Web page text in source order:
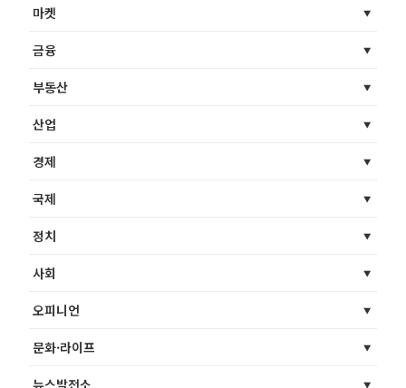
마켓
금융
부동산
산업
경제
국제
정치
사회
오피니언
문화·라이프